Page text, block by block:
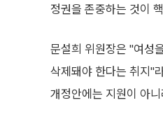
정권을 존중하는 것이
문설희 위원장은 "여성
삭제돼야 한다는 취지"
개정안에는 지원이 아